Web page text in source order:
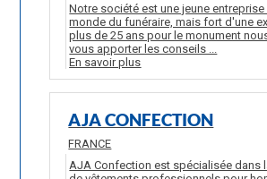
Notre société est une jeune
monde du funéraire, mais fort d'une
plus de 25 ans pour le monument
vous apporter les conseils ...
En savoir plus
AJA CONFECTION
FRANCE
AJA Confection est spécialisée dans